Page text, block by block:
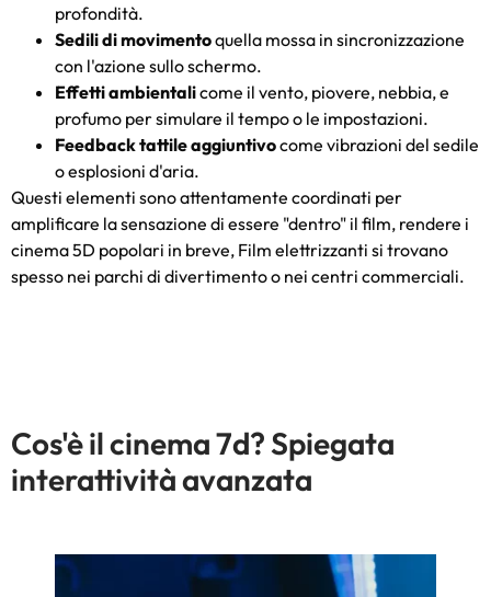
profondità.
Sedili di movimentoquella mossa in sincronizzazione
con l'azione sullo schermo.
Effetti ambientalicome il vento, piovere, nebbia, e
profumo per simulare il tempo o le impostazioni.
Feedback tattile aggiuntivocome vibrazioni del sedile
o esplosioni d'aria.
Questi elementi sono attentamente coordinati per
amplificare la sensazione di essere "dentro" il film, rendere i
cinema 5D popolari in breve, Film elettrizzanti si trovano
spesso nei parchi di divertimento o nei centri commerciali.
Cos'è il cinema 7d? Spiegata
interattività avanzata